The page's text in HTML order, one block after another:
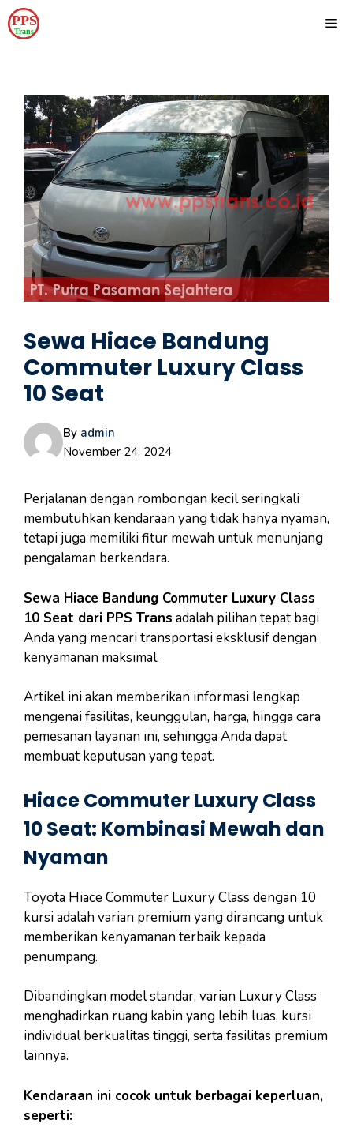
Skip
to
Sewa Hiace Bandung
Commuter Luxury Class
10 Seat
By admin
November 24, 2024
Perjalanan dengan rombongan kecil seringkali
membutuhkan kendaraan yang tidak hanya nyaman,
tetapi juga memiliki fitur mewah untuk menunjang
pengalaman berkendara.
Sewa Hiace Bandung Commuter Luxury Class
10 Seat dari PPS Trans adalah pilihan tepat bagi
Anda yang mencari transportasi eksklusif dengan
kenyamanan maksimal.
Artikel ini akan memberikan informasi lengkap
mengenai fasilitas, keunggulan, harga, hingga cara
pemesanan layanan ini, sehingga Anda dapat
membuat keputusan yang tepat.
Hiace Commuter Luxury Class
10 Seat: Kombinasi Mewah dan
Nyaman
Toyota Hiace Commuter Luxury Class dengan 10
kursi adalah varian premium yang dirancang untuk
memberikan kenyamanan terbaik kepada
penumpang.
Dibandingkan model standar, varian Luxury Class
menghadirkan ruang kabin yang lebih luas, kursi
individual berkualitas tinggi, serta fasilitas premium
lainnya.
Kendaraan ini cocok untuk berbagai keperluan,
seperti: